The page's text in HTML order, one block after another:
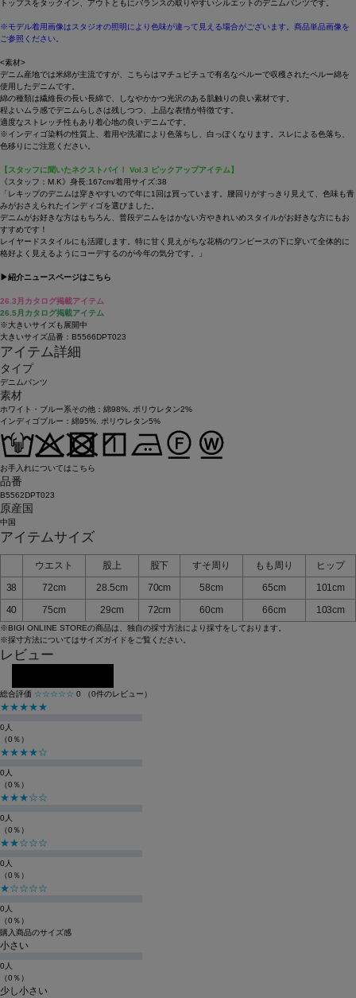
トップスをタックイン、アウトともにバランスの取りやすいシルエットのデニムパンツです。
※モデル着用画像はスタジオの照明により色味が違って見える場合がございます。商品単品画像を
ご参照ください。
<素材>
デニム産地では米綿が主流ですが、こちらはマチュピチュで有名なペルーで収穫されたペルー綿を
使用したデニムです。
綿の種類は繊維長の長い長綿で、しなやかかつ光沢のある肌触りの良い素材です。
程よいムラ感でデニムらしさは残しつつ、上品な表情が特徴です。
適度なストレッチ性もあり着心地の良いデニムです。
※インディゴ染料の性質上、着用や洗濯により色落ちし、白っぽくなります。スレによる色落ち、
色移りにご注意ください。
【スタッフに聞いたネクストバイ！ Vol.3 ピックアップアイテム】
《スタッフ：M.K》身長:167cm/着用サイズ:38
「レキップのデニムは穿きやすいので年に1回は買っています。腰回りがすっきり見えて、色味も青
みがおさえられたインディゴを選びました。
デニムがお好きな方はもちろん、普段デニムをはかない方やきれいめスタイルがお好きな方にもお
すすめです！
レイヤードスタイルにも活躍します。特に甘く見えがちな花柄のワンピースの下に穿いて全体的に
格好よく見えるようにコーデするのが今年の気分です。」
▶紹介ニュースページはこちら
26.3月カタログ掲載アイテム
26.5月カタログ掲載アイテム
※大きいサイズも展開中
大きいサイズ品番：B5566DPT023
アイテム詳細
タイプ
デニムパンツ
素材
ホワイト・ブルー系その他：綿98%, ポリウレタン2%
インディゴブルー：綿95%, ポリウレタン5%
お手入れについてはこちら
品番
B5562DPT023
原産国
中国
アイテムサイズ
ウエスト 股上 股下 すそ周り もも周り
ヒップ
38
72cm 28.5cm 70cm 58cm 65cm
101cm
40
75cm 29cm 72cm 60cm 66cm 103cm
※BIGI ONLINE STOREの商品は、独自の採寸方法により採寸をしております。
※採寸方法についてはサイズガイドをご覧ください。
レビュー
総合評価 ☆☆☆☆☆ 0 （0件のレビュー）
★★★★★
0人
（0％）
★★★★☆
0人
（0％）
★★★☆☆
0人
（0％）
★★☆☆☆
0人
（0％）
★☆☆☆☆
0人
（0％）
購入商品のサイズ感
小さい
0人
（0％）
少し小さい